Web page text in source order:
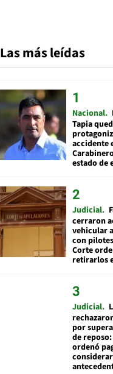
Las más leídas
Nacional
Tapia
accidente
estado de
Judicial
cerraron
vehicular
con
Corte
retirarlos
Judicial
por
de
ordenó